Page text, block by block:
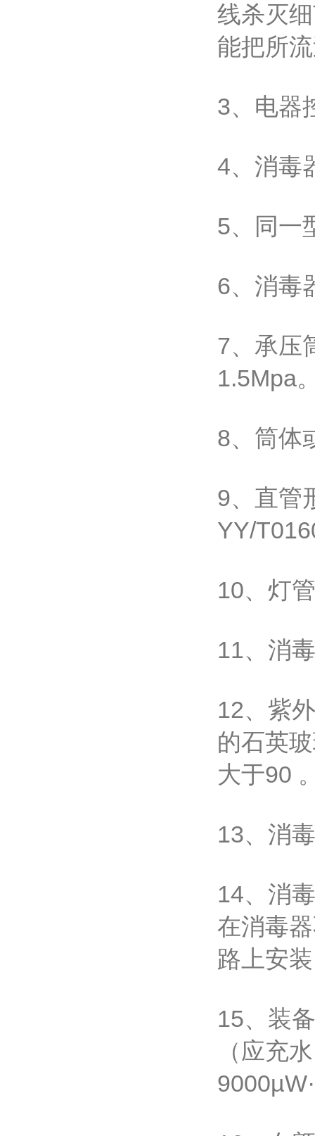
线杀灭
能把所
3、电器
4、消毒
5、同一
6、消毒
7、承压
1.5Mpa
8、筒体
9、直管
YY/
10、灯
11、消
12、紫
的石英
大于90
13、消
14、消
在消毒
路上安
15、装
（应充